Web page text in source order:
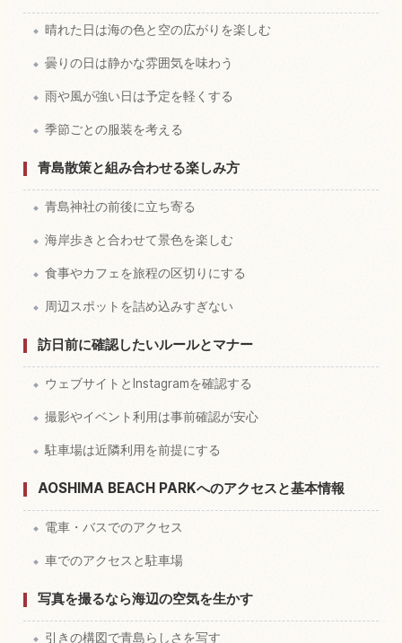
晴れた日は海の色と空の広がりを楽しむ
曇りの日は静かな雰囲気を味わう
雨や風が強い日は予定を軽くする
季節ごとの服装を考える
青島散策と組み合わせる楽しみ方
青島神社の前後に立ち寄る
海岸歩きと合わせて景色を楽しむ
食事やカフェを旅程の区切りにする
周辺スポットを詰め込みすぎない
訪日前に確認したいルールとマナー
ウェブサイトとInstagramを確認する
撮影やイベント利用は事前確認が安心
駐車場は近隣利用を前提にする
AOSHIMA BEACH PARKへのアクセスと基本情報
電車・バスでのアクセス
車でのアクセスと駐車場
写真を撮るなら海辺の空気を生かす
引きの構図で青島らしさを写す